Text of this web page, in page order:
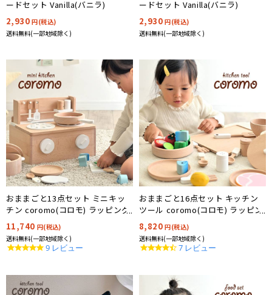
ードセット Vanilla(バニラ)
2,930円(税込)
送料無料(一部地域除く)
ードセット Vanilla(バニラ)
2,930円(税込)
送料無料(一部地域除く)
おままごと13点セット ミニキッ
チン coromo(コロモ) ラッピング
セットプレゼント中!
11,740 円(税込)
送料無料(一部地域除く)
4.8
9 レビュー
おままごと16点セット キッチン
ツール coromo(コロモ) ラッピン
グセットプレゼント中!
8,820円(税込)
送料無料(一部地域除く)
4.3
7 レビュー